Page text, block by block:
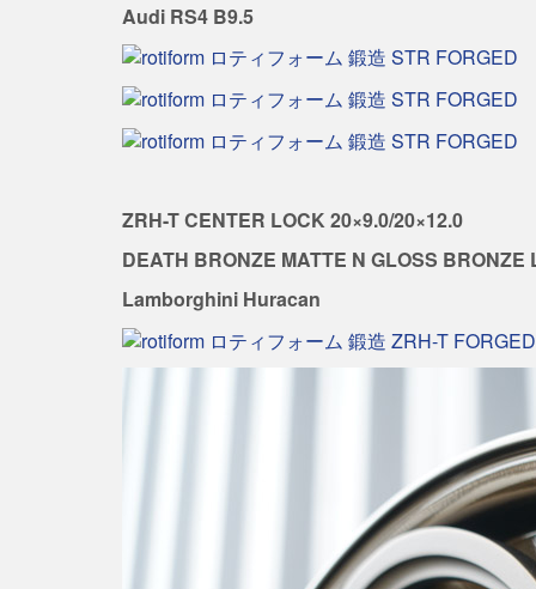
Audi RS4 B9.5
ZRH-T CENTER LOCK 20×9.0/20×12.0
DEATH BRONZE MATTE N GLOSS BRONZE
Lamborghini Huracan